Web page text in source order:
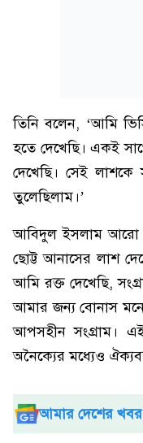
তিনি বলেন, ‘আমি
হতে দেখেছি। একই
দেখেছি। সেই লাশকে
তুলেছিলাম।’
আবিদুল ইসলাম আরো
ছোট্ট আনাসের লাশ
আমি রক্ত দেখেছি,
আমার জন্য বোনাস
আপসহীন সংগ্রাম।
অনৈক্যের মধ্যেও
আমার দেশের